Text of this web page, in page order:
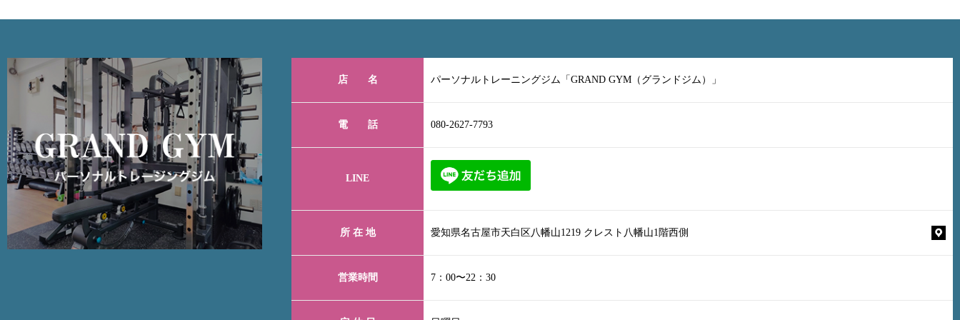
店 名 パーソナルトレーニングジム「GRAND GYM（グランドジム）」
電 話 080-2627-7793
LINE
所 在 地 愛知県名古屋市天白区八幡山1219 クレスト八幡山1階西側
営業時間 7：00〜22：30